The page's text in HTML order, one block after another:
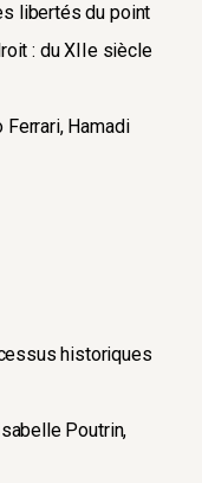
libertés du point
: du XIIe siècle
Hamadi
historiques
Poutrin,